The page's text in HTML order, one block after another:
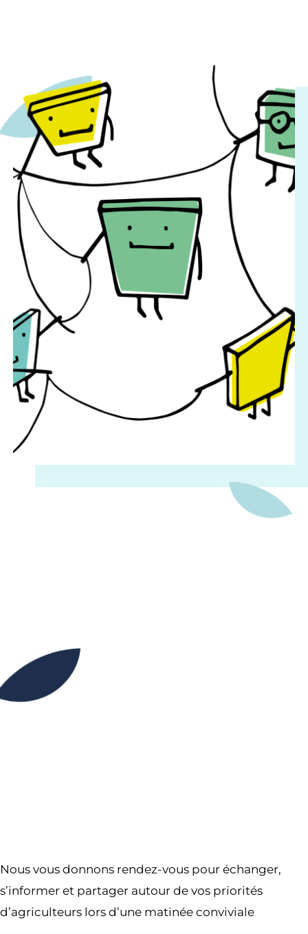
09H30
Nous vous donnons rendez-vous pour échanger,
s’informer et partager autour de vos priorités
d’agriculteurs lors d’une matinée conviviale